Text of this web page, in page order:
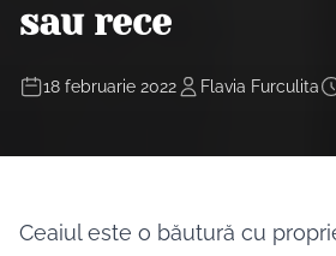
sau rece
18 februarie 2022 Flavia Furculita
Ceaiul este o băutură cu